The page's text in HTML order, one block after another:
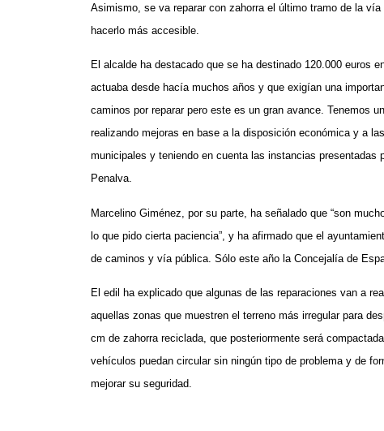
Asimismo, se va reparar con zahorra el último tramo de la
hacerlo más accesible.
El alcalde ha destacado que se ha destinado 120.000 euros
actuaba desde hacía muchos años y que exigían una
caminos por reparar pero este es un gran avance. Tenemos
realizando mejoras en base a la disposición económica y a
municipales y teniendo en cuenta las instancias
Penalva.
Marcelino Giménez, por su parte, ha señalado que “son
lo que pido cierta paciencia”, y ha afirmado que el
de caminos y vía pública. Sólo este año la Concejalía de
El edil ha explicado que algunas de las reparaciones van a
aquellas zonas que muestren el terreno más irregular para
cm de zahorra reciclada, que posteriormente será
vehículos puedan circular sin ningún tipo de problema y de
mejorar su seguridad.